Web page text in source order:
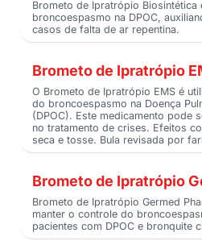
Brometo de Ipratrópio Biosintética
broncoespasmo na DPOC,
casos de falta de ar repentina.
Brometo de Ipratrópio
O Brometo de Ipratrópio EMS é
do broncoespasmo na Doença
(DPOC). Este medicamento pode
no tratamento de crises. Efeitos
seca e tosse. Bula revisada por
Brometo de Ipratrópio
Brometo de Ipratrópio Germed
manter o controle do
pacientes com DPOC e bronquite